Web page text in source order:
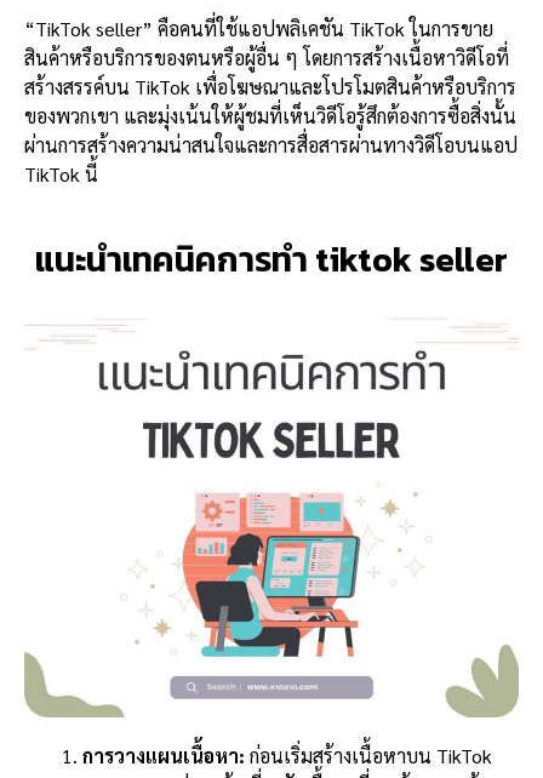
“TikTok seller” คือคนที่ใช้แอปพลิเคชัน TikTok ในการขาย
สินค้าหรือบริการของตนหรือผู้อื่น ๆ โดยการสร้างเนื้อหาวิดีโอที่
สร้างสรรค์บน TikTok เพื่อโฆษณาและโปรโมตสินค้าหรือบริการ
ของพวกเขา และมุ่งเน้นให้ผู้ชมที่เห็นวิดีโอรู้สึกต้องการซื้อสิ่งนั้น
ผ่านการสร้างความน่าสนใจและการสื่อสารผ่านทางวิดีโอบนแอป
TikTok นี้
แนะนำเทคนิคการทำ tiktok seller
การวางแผนเนื้อหา: ก่อนเริ่มสร้างเนื้อหาบน TikTok